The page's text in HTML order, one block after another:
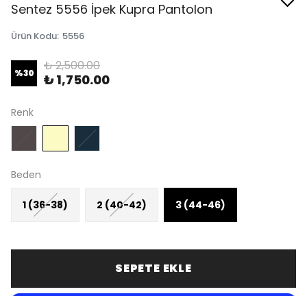
Sentez 5556 İpek Kupra Pantolon
Ürün Kodu: 5556
%30 ₺ 2,500.00
₺ 1,750.00
Renk
Beden
1 (36-38) 2 (40-42) 3 (44-46)
SEPETE EKLE